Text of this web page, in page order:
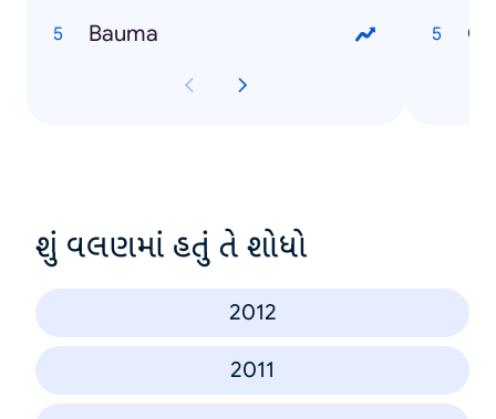
Bauma
શું વલણમાં હતું તે શોધો
2012
2011